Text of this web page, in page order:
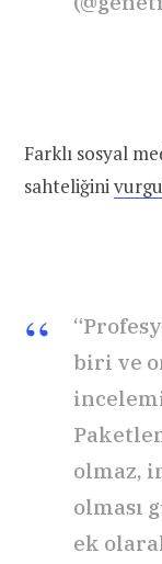
Farklı sosyal
sahteliğini
biri ve
olmaz,
olması
ek